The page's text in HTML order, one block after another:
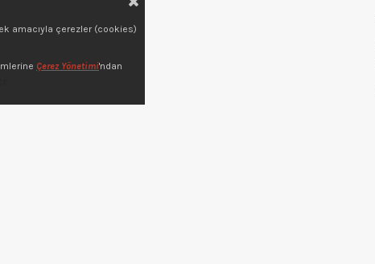
amacıyla çerezler (cookies)
Çerez Yönetimi'ndan